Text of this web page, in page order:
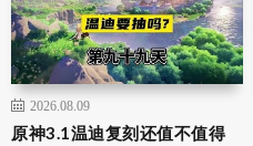
2026.08.09
原神3.1温迪复刻还值不值得